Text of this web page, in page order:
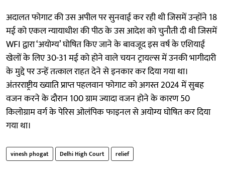
अदालत फोगाट की उस अपील पर सुनवाई कर रही थी जिसमें उन्होंने 18
मई को एकल न्यायाधीश की पीठ के उस आदेश को चुनौती दी थी जिसमें
WFI द्वारा ‘अयोग्य’ घोषित किए जाने के बावजूद इस वर्ष के एशियाई
खेलों के लिए 30-31 मई को होने वाले चयन ट्रायल्स में उनकी भागीदारी
के मुद्दे पर उन्हें तत्काल राहत देने से इनकार कर दिया गया था।
अंतरराष्ट्रीय ख्याति प्राप्त पहलवान फोगाट को अगस्त 2024 में सुबह
वजन करने के दौरान 100 ग्राम ज्यादा वजन होने के कारण 50
किलोग्राम वर्ग के पेरिस ओलंपिक फाइनल से अयोग्य घोषित कर दिया
गया था।
vinesh phogat Delhi High Court relief